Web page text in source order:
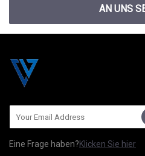
AN UNS
Eine Frage haben?Klicken Sie hier